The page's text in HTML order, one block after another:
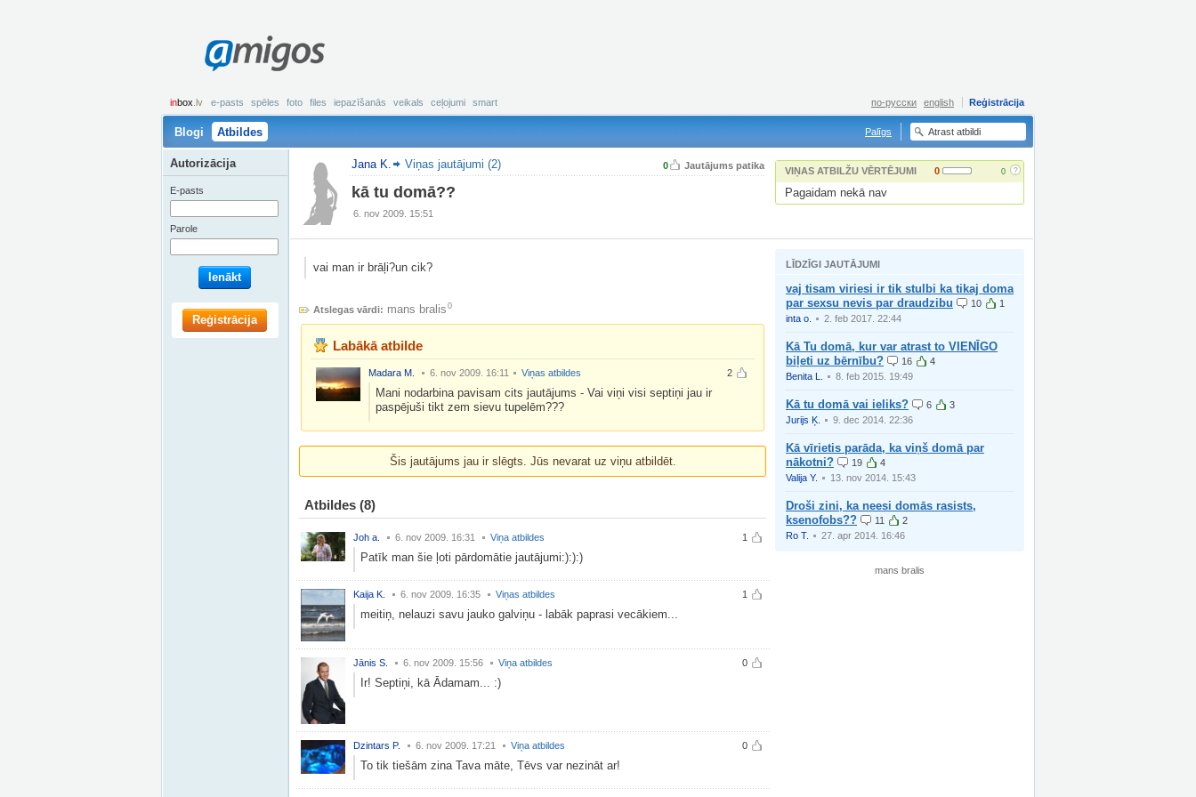
amigos
inbox .lv e-pasts spēles foto files iepazīšanās veikals ceļojumi smart Reģistrācija
по-русски english
Blogi Atbildes Palīgs
0 Jautājums patika
Jana K. Viņas jautājumi (2)
kā tu domā??
6. nov 2009. 15:51
VIŅAS ATBILŽU VĒRTĒJUMI 0 0 ?
Pagaidam nekā nav
vai man ir brāļi?un cik?
Atslegas vārdi: mans bralis 0
Labākā atbilde
2
Madara M. 6. nov 2009. 16:11 Viņas atbildes
Mani nodarbina pavisam cits jautājums - Vai viņi visi septiņi jau ir
paspējuši tikt zem sievu tupelēm???
Šis jautājums jau ir slēgts. Jūs nevarat uz viņu atbildēt.
Atbildes (8)
1
Joh a. 6. nov 2009. 16:31 Viņa atbildes
Patīk man šie ļoti pārdomātie jautājumi:):):)
1
Kaija K. 6. nov 2009. 16:35 Viņas atbildes
meitiņ, nelauzi savu jauko galviņu - labāk paprasi vecākiem...
0
Jānis S. 6. nov 2009. 15:56 Viņa atbildes
Ir! Septiņi, kā Ādamam... :)
0
Dzintars P. 6. nov 2009. 17:21 Viņa atbildes
To tik tiešām zina Tava māte, Tēvs var nezināt ar!
LĪDZĪGI JAUTĀJUMI
vaj tisam viriesi ir tik stulbi ka tikaj doma
par sexsu nevis par draudzibu
10
1
inta o.
2. feb 2017. 22:44
Kā Tu domā, kur var atrast to VIENĪGO
biļeti uz bērnību?
16
4
Benita L.
8. feb 2015. 19:49
Kā tu domā vai ieliks? 6
3
Jurijs Ķ.
9. dec 2014. 22:36
Kā vīrietis parāda, ka viņš domā par
nākotni?
19
4
Valija Y.
13. nov 2014. 15:43
Droši zini, ka neesi domās rasists,
ksenofobs??
11
2
Ro T.
27. apr 2014. 16:46
mans bralis
Autorizācija
E-pasts
Parole
Ienākt
Reģistrācija